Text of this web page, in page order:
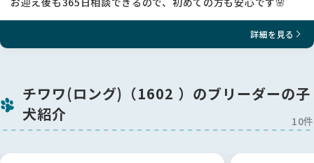
詳細を見る
チワワ(ロング)（1602 ）のブリーダーの子
犬紹介
10件